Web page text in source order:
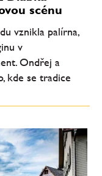
scénu
vznikla palírna,
v
Ondřej a
kde se tradice